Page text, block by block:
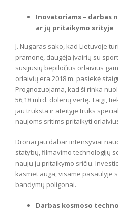
Inovatoriams – darbas
ar jų pritaikymo srityje
J. Nugaras sako, kad Lietuvoje
pramonę, daugėja įvairių su
susijusių bepiločius orlaivius
orlaivių era 2018 m. pasiekė
Prognozuojama, kad ši rinka
56,18 mlrd. dolerių vertę. Taigi,
jau trūksta ir ateityje trūks
naujoms sritims pritaikyti
Dronai jau dabar intensyviai
statybų, filmavimo technologijų
naujų jų pritaikymo sričių.
kasmet auga, visame pasaulyje
bandymų poligonai.
Darbas kosmoso